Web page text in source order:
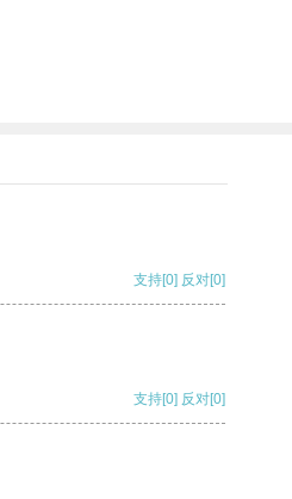
支持[0] 反对[0]
支持[0] 反对[0]